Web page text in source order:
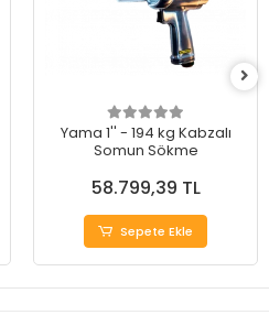
Yama 1'' - 194 kg Kabzalı
Somun Sökme
58.799,39 TL
Sepete Ekle